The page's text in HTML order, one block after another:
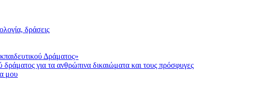
δράσεις
Δράματος»
δράματος για τα ανθρώπινα δικαιώματα και τους πρόσφυγες
μου